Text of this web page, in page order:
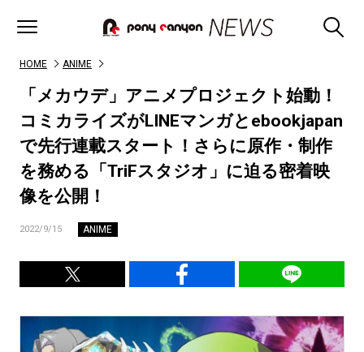
HOME ANIME
「メカウデ」アニメプロジェクト始動！
コミカライズがLINEマンガとebookjapan
で先行連載スタート！さらに原作・制作
を務める「TriFスタジオ」に迫る密着映
像を公開！
2022/9/15 ANIME